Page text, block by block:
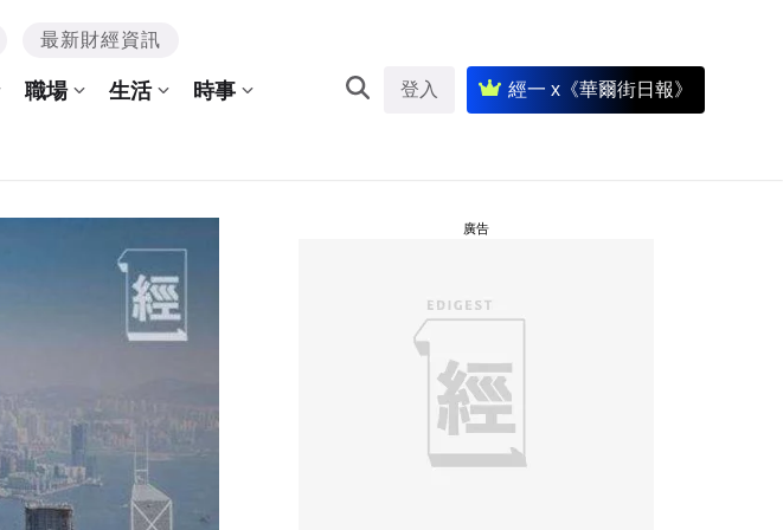
最新財經資訊
職場 生活 時事 登入 經一 x《華爾街日報》
廣告